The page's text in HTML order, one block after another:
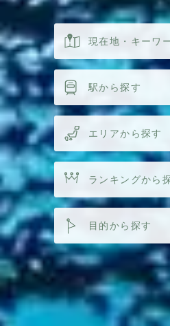
現在地・キーワ
駅から探す
エリアから探す
ランキングから
目的から探す